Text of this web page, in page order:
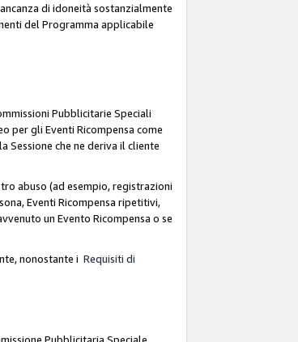
di idoneità sostanzialmente
del Programma applicabile
Pubblicitarie Speciali
per gli Eventi Ricompensa come
Sessione che ne deriva il cliente
abuso (ad esempio, registrazioni
Eventi Ricompensa ripetitivi,
un Evento Ricompensa o se
nonostante i Requisiti di
Pubblicitaria Speciale